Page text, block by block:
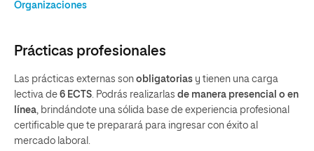
Organizaciones
Prácticas profesionales
Las prácticas externas son obligatorias y tienen una carga
lectiva de 6 ECTS. Podrás realizarlas de manera presencial o en
línea, brindándote una sólida base de experiencia profesional
certificable que te preparará para ingresar con éxito al
mercado laboral.